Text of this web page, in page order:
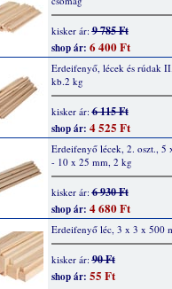
kisker ár:9 785 Ft
shop ár: 6 400 Ft
Erdeifenyő, lécek és rúdak
kb.2 kg
kisker ár:6 115 Ft
shop ár: 4 525 Ft
Erdeifenyő lécek, 2. oszt., 5
- 10 x 25 mm, 2 kg
kisker ár:6 930 Ft
shop ár: 4 680 Ft
Erdeifenyő léc, 3 x 3 x 500
kisker ár:90 Ft
shop ár: 55 Ft